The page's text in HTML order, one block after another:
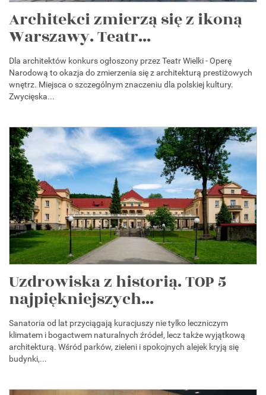
Architekci zmierzą się z ikoną
Warszawy. Teatr...
Dla architektów konkurs ogłoszony przez Teatr Wielki - Operę
Narodową to okazja do zmierzenia się z architekturą prestiżowych
wnętrz. Miejsca o szczególnym znaczeniu dla polskiej kultury.
Zwycięska...
Uzdrowiska z historią. TOP 5
najpiękniejszych...
Sanatoria od lat przyciągają kuracjuszy nie tylko leczniczym
klimatem i bogactwem naturalnych źródeł, lecz także wyjątkową
architekturą. Wśród parków, zieleni i spokojnych alejek kryją się
budynki,...